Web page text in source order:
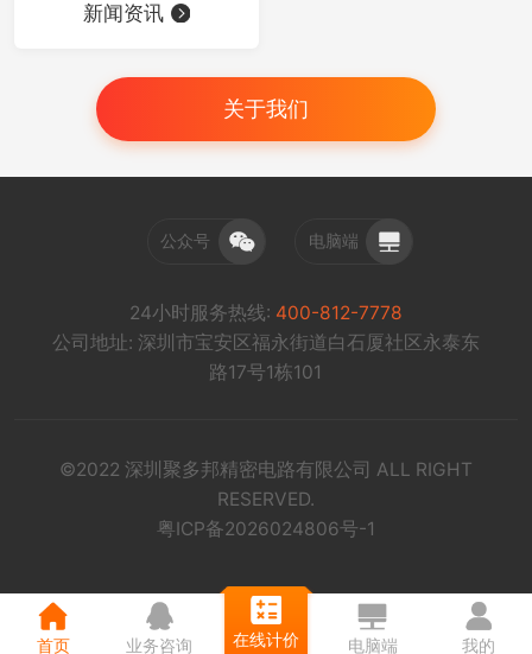
新闻资讯
关于我们
公众号 电脑端
24小时服务热线: 400-812-7778
公司地址: 深圳市宝安区福永街道白石厦社区永泰东
路17号1栋101
©2022 深圳聚多邦精密电路有限公司 ALL RIGHT
RESERVED.
粤ICP备2026024806号-1
首页 业务咨询 在线计价 电脑端 我的